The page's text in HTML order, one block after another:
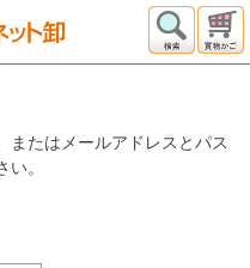
またはメールアドレスとパス
。